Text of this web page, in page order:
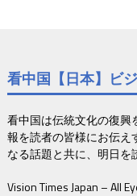
看中国【日本】ビ
看中国は伝統文化の復
報を読者の皆様にお伝え
なる話題と共に、明日を
Vision Times Japan – All